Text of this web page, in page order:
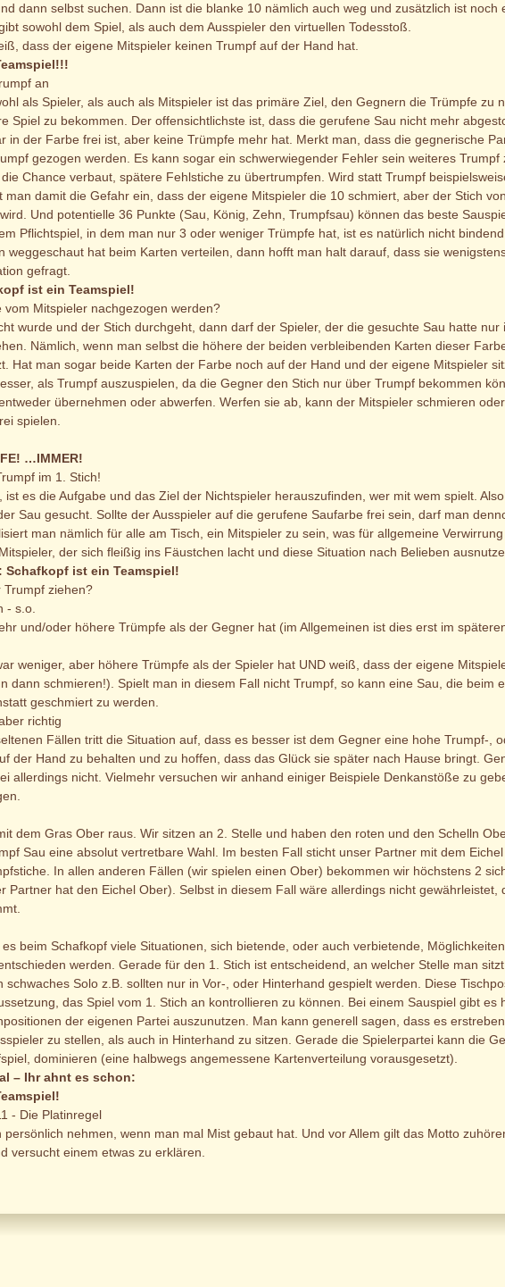
dann selbst suchen. Dann ist die blanke 10 nämlich auch weg und zusätzlich ist noch
sowohl dem Spiel, als auch dem Ausspieler den virtuellen Todesstoß.
dass der eigene Mitspieler keinen Trumpf auf der Hand hat.
an
als Spieler, als auch als Mitspieler ist das primäre Ziel, den Gegnern die Trümpfe zu
Spiel zu bekommen. Der offensichtlichste ist, dass die gerufene Sau nicht mehr
in der Farbe frei ist, aber keine Trümpfe mehr hat. Merkt man, dass die gegnerische
gezogen werden. Es kann sogar ein schwerwiegender Fehler sein weiteres Trumpf
Chance verbaut, spätere Fehlstiche zu übertrumpfen. Wird statt Trumpf
man damit die Gefahr ein, dass der eigene Mitspieler die 10 schmiert, aber der Stich
Und potentielle 36 Punkte (Sau, König, Zehn, Trumpfsau) können das beste
Pflichtspiel, in dem man nur 3 oder weniger Trümpfe hat, ist es natürlich nicht
weggeschaut hat beim Karten verteilen, dann hofft man halt darauf, dass sie
gefragt.
ist ein Teamspiel!
Mitspieler nachgezogen werden?
wurde und der Stich durchgeht, dann darf der Spieler, der die gesuchte Sau hatte nur
Nämlich, wenn man selbst die höhere der beiden verbleibenden Karten dieser
Hat man sogar beide Karten der Farbe noch auf der Hand und der eigene Mitspieler
als Trumpf auszuspielen, da die Gegner den Stich nur über Trumpf bekommen
übernehmen oder abwerfen. Werfen sie ab, kann der Mitspieler schmieren
spielen.
…IMMER!
im 1. Stich!
ist es die Aufgabe und das Ziel der Nichtspieler herauszufinden, wer mit wem spielt.
Sau gesucht. Sollte der Ausspieler auf die gerufene Saufarbe frei sein, darf man
man nämlich für alle am Tisch, ein Mitspieler zu sein, was für allgemeine Verwirrung
der sich fleißig ins Fäustchen lacht und diese Situation nach Belieben
ist ein Teamspiel!
Trumpf ziehen?
- s.o.
und/oder höhere Trümpfe als der Gegner hat (im Allgemeinen ist dies erst im
weniger, aber höhere Trümpfe als der Spieler hat UND weiß, dass der eigene
dann schmieren!). Spielt man in diesem Fall nicht Trumpf, so kann eine Sau, die beim
geschmiert zu werden.
richtig
Fällen tritt die Situation auf, dass es besser ist dem Gegner eine hohe Trumpf-,
der Hand zu behalten und zu hoffen, dass das Glück sie später nach Hause bringt.
allerdings nicht. Vielmehr versuchen wir anhand einiger Beispiele Denkanstöße zu
dem Gras Ober raus. Wir sitzen an 2. Stelle und haben den roten und den Schelln
Sau eine absolut vertretbare Wahl. Im besten Fall sticht unser Partner mit dem
In allen anderen Fällen (wir spielen einen Ober) bekommen wir höchstens 2
Partner hat den Eichel Ober). Selbst in diesem Fall wäre allerdings nicht gewährleistet,
beim Schafkopf viele Situationen, sich bietende, oder auch verbietende,
werden. Gerade für den 1. Stich ist entscheidend, an welcher Stelle man
schwaches Solo z.B. sollten nur in Vor-, oder Hinterhand gespielt werden. Diese
das Spiel vom 1. Stich an kontrollieren zu können. Bei einem Sauspiel gibt es
der eigenen Partei auszunutzen. Man kann generell sagen, dass es
zu stellen, als auch in Hinterhand zu sitzen. Gerade die Spielerpartei kann die
dominieren (eine halbwegs angemessene Kartenverteilung vorausgesetzt).
– Ihr ahnt es schon:
- Die Platinregel
persönlich nehmen, wenn man mal Mist gebaut hat. Und vor Allem gilt das Motto
versucht einem etwas zu erklären.